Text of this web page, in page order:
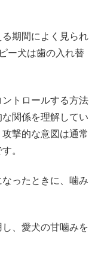
期間によく見られ
ー犬は歯の入れ替
トロールする方法
関係を理解してい
撃的な意図は通常
。
ったときに、噛み
、愛犬の甘噛みを